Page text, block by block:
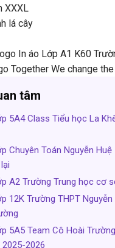
XXXL
lá cây
In áo Lớp A1 K60
Together We change
tâm
5A4 Class Tiểu học La
Chuyên Toán Nguyễn Huệ
A2 Trường Trung học cơ
12K Trường THPT Nguyễn
5A5 Team Cô Hoài
2026